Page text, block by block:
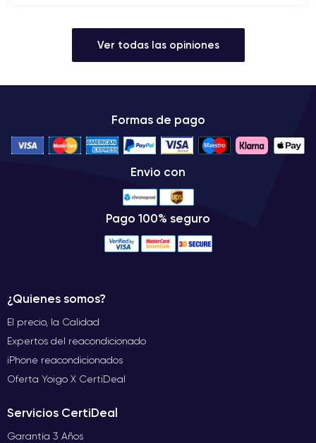
Ver todas las opiniones
Formas de pago
Envio con
Pago 100% seguro
¿Quienes somos?
El precio, la Calidad
Expertos del reacondicionado
iPhone reacondicionados
Oferta Yoigo X CertiDeal
Servicios CertiDeal
Garantía 3 Años